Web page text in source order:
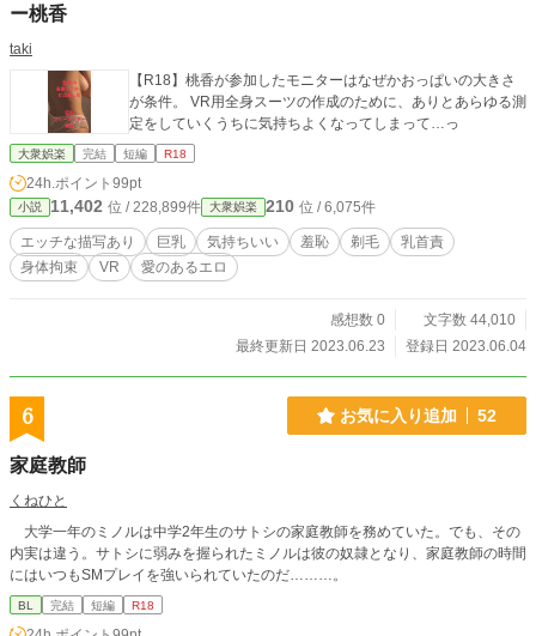
ー桃香
taki
【R18】桃香が参加したモニターはなぜかおっぱいの大きさ
が条件。 VR用全身スーツの作成のために、ありとあらゆる測
定をしていくうちに気持ちよくなってしまって…っ
大衆娯楽 完結 短編 R18
24h.ポイント 99pt
小説 11,402 位 / 228,899件 大衆娯楽 210 位 / 6,075件
エッチな描写あり 巨乳 気持ちいい 羞恥 剃毛
乳首責
身体拘束
VR 愛のあるエロ
感想数 0
文字数 44,010
最終更新日 2023.06.23
登録日 2023.06.04
6 お気に入り追加 52
家庭教師
くねひと
大学一年のミノルは中学2年生のサトシの家庭教師を務めていた。でも、その
内実は違う。サトシに弱みを握られたミノルは彼の奴隷となり、家庭教師の時間
にはいつもSMプレイを強いられていたのだ………。
BL 完結 短編 R18